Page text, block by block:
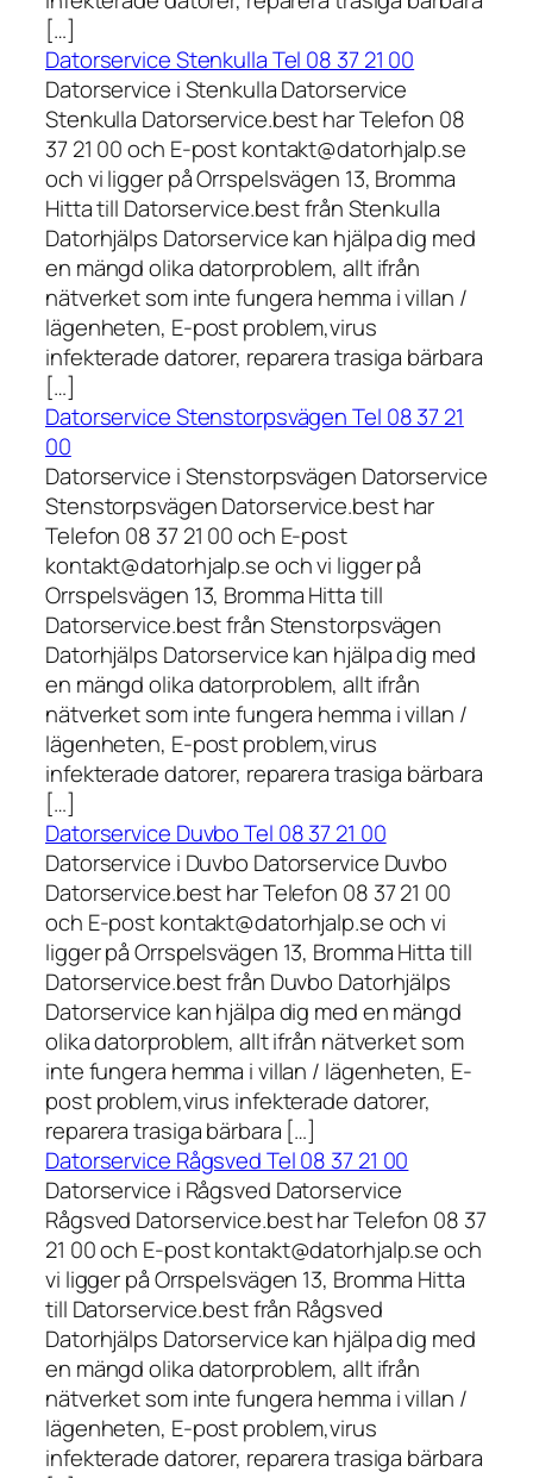
[…]
Datorservice Stenkulla Tel 08 37 21 00
Datorservice i Stenkulla Datorservice
Stenkulla Datorservice.best har Telefon 08
37 21 00 och E-post kontakt@datorhjalp.se
och vi ligger på Orrspelsvägen 13, Bromma
Hitta till Datorservice.best från Stenkulla
Datorhjälps Datorservice kan hjälpa dig med
en mängd olika datorproblem, allt ifrån
nätverket som inte fungera hemma i villan /
lägenheten, E-post problem,virus
infekterade datorer, reparera trasiga bärbara
[…]
Datorservice Stenstorpsvägen Tel 08 37 21
00
Datorservice i Stenstorpsvägen Datorservice
Stenstorpsvägen Datorservice.best har
Telefon 08 37 21 00 och E-post
kontakt@datorhjalp.se och vi ligger på
Orrspelsvägen 13, Bromma Hitta till
Datorservice.best från Stenstorpsvägen
Datorhjälps Datorservice kan hjälpa dig med
en mängd olika datorproblem, allt ifrån
nätverket som inte fungera hemma i villan /
lägenheten, E-post problem,virus
infekterade datorer, reparera trasiga bärbara
[…]
Datorservice Duvbo Tel 08 37 21 00
Datorservice i Duvbo Datorservice Duvbo
Datorservice.best har Telefon 08 37 21 00
och E-post kontakt@datorhjalp.se och vi
ligger på Orrspelsvägen 13, Bromma Hitta till
Datorservice.best från Duvbo Datorhjälps
Datorservice kan hjälpa dig med en mängd
olika datorproblem, allt ifrån nätverket som
inte fungera hemma i villan / lägenheten, E-
post problem,virus infekterade datorer,
reparera trasiga bärbara […]
Datorservice Rågsved Tel 08 37 21 00
Datorservice i Rågsved Datorservice
Rågsved Datorservice.best har Telefon 08 37
21 00 och E-post kontakt@datorhjalp.se och
vi ligger på Orrspelsvägen 13, Bromma Hitta
till Datorservice.best från Rågsved
Datorhjälps Datorservice kan hjälpa dig med
en mängd olika datorproblem, allt ifrån
nätverket som inte fungera hemma i villan /
lägenheten, E-post problem,virus
infekterade datorer, reparera trasiga bärbara